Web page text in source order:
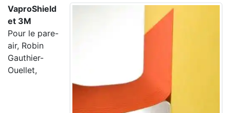
VaproShield
et 3M
Pour le pare-
air, Robin
Gauthier-
Ouellet,